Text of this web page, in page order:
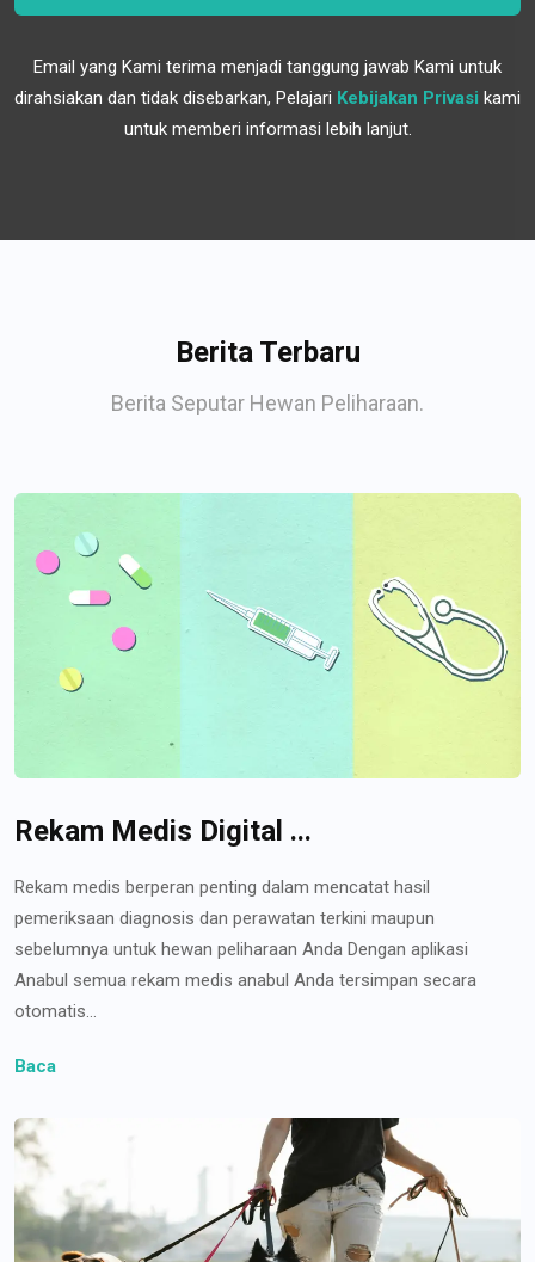
Email yang Kami terima menjadi tanggung jawab Kami untuk
dirahsiakan dan tidak disebarkan, Pelajari Kebijakan Privasi kami
untuk memberi informasi lebih lanjut.
Berita Terbaru
Berita Seputar Hewan Peliharaan.
Rekam Medis Digital ...
Rekam medis berperan penting dalam mencatat hasil
pemeriksaan diagnosis dan perawatan terkini maupun
sebelumnya untuk hewan peliharaan Anda Dengan aplikasi
Anabul semua rekam medis anabul Anda tersimpan secara
otomatis...
Baca